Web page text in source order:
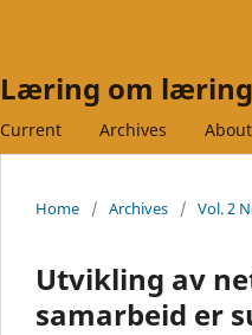
Læring om læring
Current Archives About
Home / Archives / Vol. 2
Utvikling av
samarbeid er